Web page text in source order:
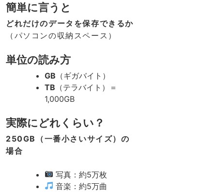
簡単に言うと
どれだけのデータを保存できるか
（パソコンの収納スペース）
単位の読み方
GB （ギガバイト）
TB （テラバイト）＝
1,000GB
実際にどれくらい？
250GB（一番小さいサイズ）の
場合
写真：約5万枚
音楽：約5万曲